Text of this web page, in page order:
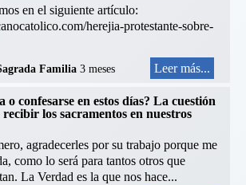
en el siguiente artículo:
herejia-protestante-sobre-
Familia 3 meses Leer más...
o confesarse en estos días? La cuestión
los sacramentos en nuestros
agradecerles por su trabajo porque me
como lo será para tantos otros que
La Verdad es la que nos hace...